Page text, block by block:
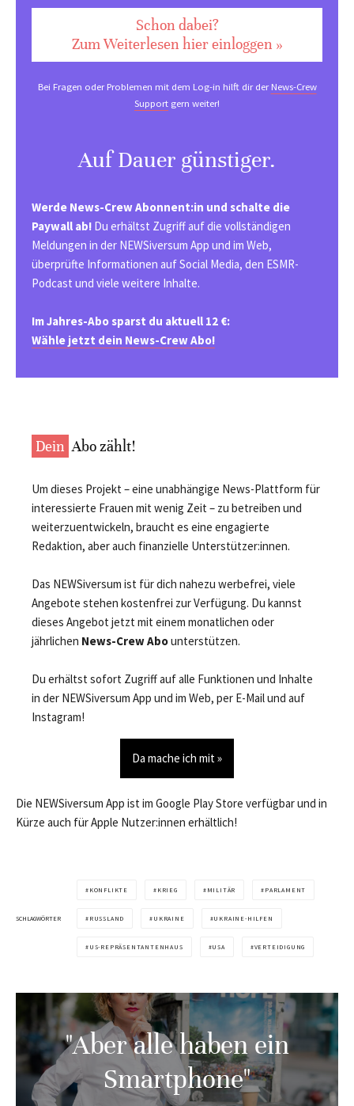
Schon dabei?
Zum Weiterlesen hier einloggen »
Bei Fragen oder Problemen mit dem Log-in hilft dir derNews-Crew
Support gern weiter!
Auf Dauer günstiger.
Werde News-Crew Abonnent:in und schalte die
Paywall ab! Du erhältst Zugriff auf die vollständigen
Meldungen in der NEWSiversum App und im Web,
überprüfte Informationen auf Social Media, den ESMR-
Podcast und viele weitere Inhalte.
Im Jahres-Abo sparst du aktuell 12 €:
Wähle jetzt dein News-Crew Abo!
Dein Abo zählt!
Um dieses Projekt – eine unabhängige News-Plattform für
interessierte Frauen mit wenig Zeit – zu betreiben und
weiterzuentwickeln, braucht es eine engagierte
Redaktion, aber auch finanzielle Unterstützer:innen.
Das NEWSiversum ist für dich nahezu werbefrei, viele
Angebote stehen kostenfrei zur Verfügung. Du kannst
dieses Angebot jetzt mit einem monatlichen oder
jährlichen News-Crew Abounterstützen.
Du erhältst sofort Zugriff auf alle Funktionen und Inhalte
in der NEWSiversum App und im Web, per E-Mail und auf
Instagram!
Da mache ich mit »
Die NEWSiversum App ist im Google Play Store verfügbar und in
Kürze auch für Apple Nutzer:innen erhältlich!
SCHLAGWÖRTER
KONFLIKTE KRIEG MILITÄR PARLAMENT
RUSSLAND UKRAINE UKRAINE-HILFEN
US-REPRÄSENTANTENHAUS USA VERTEIDIGUNG
"Aber alle haben ein
Smartphone"